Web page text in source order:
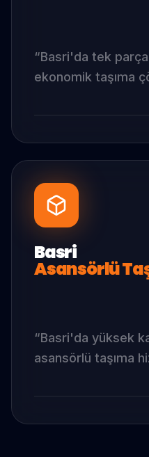
“Basri'da tek parça
ekonomik taşıma
Basri
Asansörlü
“Basri'da yüksek
asansörlü taşıma